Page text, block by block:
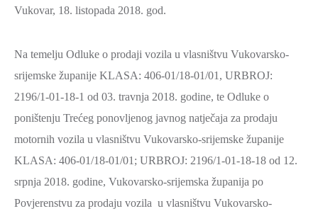
Vukovar, 18. listopada 2018. god.
Na temelju Odluke o prodaji vozila u vlasništvu Vukovarsko-
srijemske županije KLASA: 406-01/18-01/01, URBROJ:
2196/1-01-18-1 od 03. travnja 2018. godine, te Odluke o
poništenju Trećeg ponovljenog javnog natječaja za prodaju
motornih vozila u vlasništvu Vukovarsko-srijemske županije
KLASA: 406-01/18-01/01; URBROJ: 2196/1-01-18-18 od 12.
srpnja 2018. godine, Vukovarsko-srijemska županija po
Povjerenstvu za prodaju vozila u vlasništvu Vukovarsko-